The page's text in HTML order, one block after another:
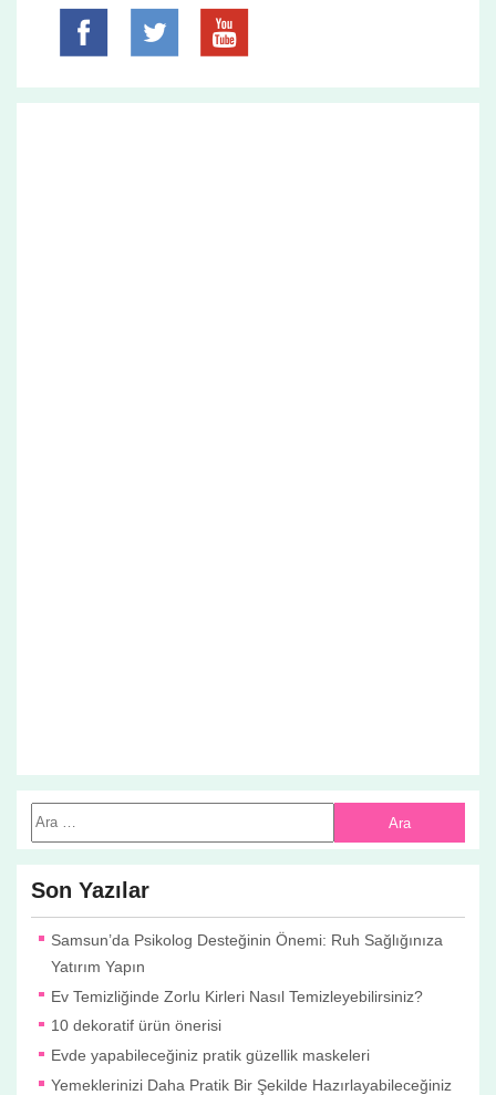
Son Yazılar
Samsun’da Psikolog Desteğinin Önemi: Ruh Sağlığınıza
Yatırım Yapın
Ev Temizliğinde Zorlu Kirleri Nasıl Temizleyebilirsiniz?
10 dekoratif ürün önerisi
Evde yapabileceğiniz pratik güzellik maskeleri
Yemeklerinizi Daha Pratik Bir Şekilde Hazırlayabileceğiniz